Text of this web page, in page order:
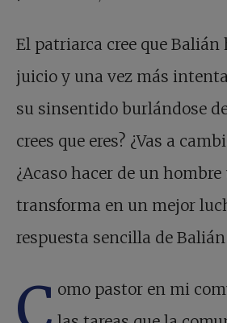
El patriarca cree que Balián
juicio y una vez más
su sinsentido burlándose de
crees que eres? ¿Vas a
¿Acaso hacer de un
transforma en un mejor
respuesta sencilla de Balián
C omo pastor en mi